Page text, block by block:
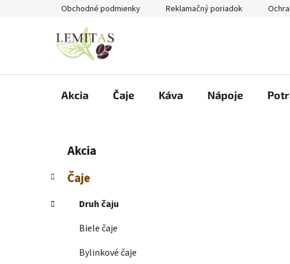
Obchodné podmienky Reklamačný poriadok
Akcia Čaje Káva Nápoje
č
ý
Preskočiť
kategórie
t
e
ó
Akcia
Čaje
Druh čaju
Biele čaje
Bylinkové čaje